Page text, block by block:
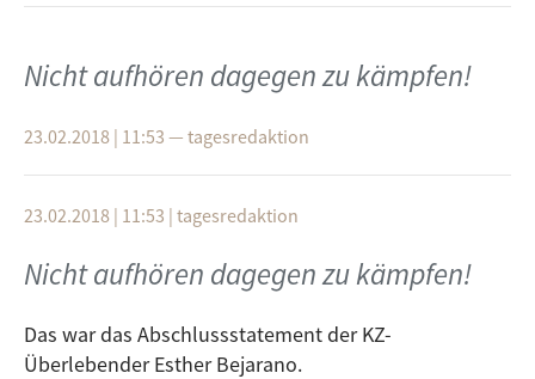
Johannes Honnef, Andreas Geissler, Yasemin Arpacı,
"Wenn wir teilen, werden wir satt. Wenn wir
uns teilen, werden wir Zugrunde
Musiker)
Veranstaltungsort:
Auf der Insel im unteren Friedrichsaussee am
Sonntag, 08.09.2019, von12-18 Uhr.
Erste Sendung: 29. Mai 2017, Thema: Sonate und
Zweite Sendung: 26. Juni 2017, Thema: Ouvertüre
und Sinfonie
Übrigens: Die Klassikdisko sucht einen oder
bitte melden! Schickt uns eine E-Mail an
Nicht aufhören dagegen zu kämpfen!
23.02.2018 | 11:53 — tagesredaktion
23.02.2018 | 11:53 | tagesredaktion
Nicht aufhören dagegen zu kämpfen!
Das war das Abschlussstatement der KZ-
Überlebender Esther Bejarano.